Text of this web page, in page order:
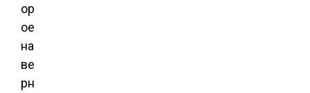
ор
ое
на
ве
рн